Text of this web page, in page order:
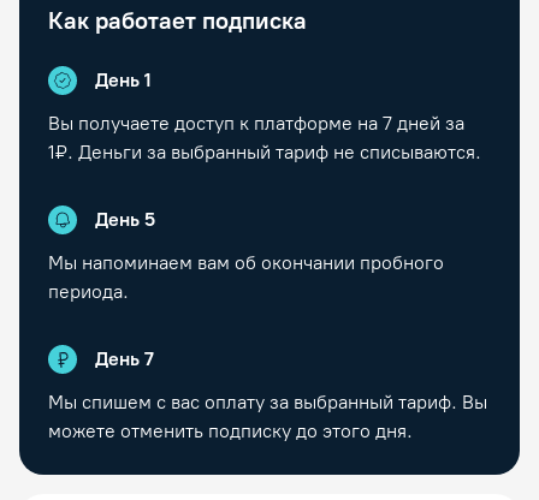
Как работает подписка
День 1
Вы получаете доступ к платформе на 7 дней за
1₽. Деньги за выбранный тариф не списываются.
День 5
Мы напоминаем вам об окончании пробного
периода.
День 7
Мы спишем с вас оплату за выбранный тариф. Вы
можете отменить подписку до этого дня.